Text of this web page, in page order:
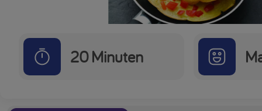
20Minuten